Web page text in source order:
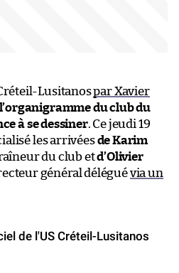
Lusitanospar Xavier
l’organigramme du club du
à se dessiner. Ce jeudi 19
les arrivéesde Karim
du club etd’Olivier
général déléguévia un
de l'US Créteil-Lusitanos